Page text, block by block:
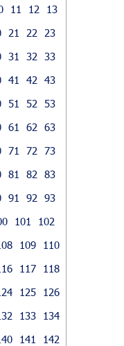
11 12
13
21 22
23
31 32
33
41 42
43
51 52
53
61 62
63
71 72
73
81 82
83
91 92
93
101
102
109
110
117
118
125
126
133
134
141
142